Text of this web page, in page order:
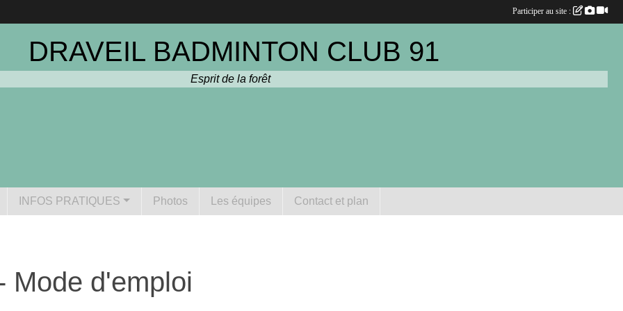
DRAVEIL BADMINTON CLUB 91
Esprit de la forêt
INFOS PRATIQUES Photos Les équipes Contact et plan
Mode d'emploi
Participer au site :